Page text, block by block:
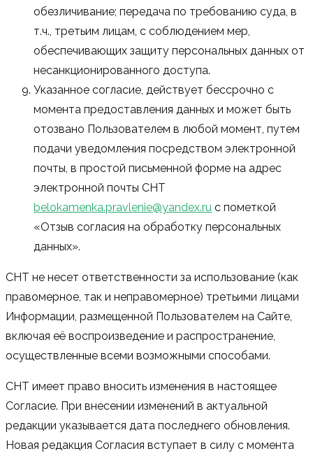
обезличивание; передача по требованию суда, в
т.ч., третьим лицам, с соблюдением мер,
обеспечивающих защиту персональных данных от
несанкционированного доступа.
Указанное согласие, действует бессрочно с
момента предоставления данных и может быть
отозвано Пользователем в любой момент, путем
подачи уведомления посредством электронной
почты, в простой письменной форме на адрес
электронной почты СНТ
belokamenka.pravlenie@yandex.ru с пометкой
«Отзыв согласия на обработку персональных
данных».
СНТ не несет ответственности за использование (как
правомерное, так и неправомерное) третьими лицами
Информации, размещенной Пользователем на Сайте,
включая её воспроизведение и распространение,
осуществленные всеми возможными способами.
СНТ имеет право вносить изменения в настоящее
Согласие. При внесении изменений в актуальной
редакции указывается дата последнего обновления.
Новая редакция Согласия вступает в силу с момента